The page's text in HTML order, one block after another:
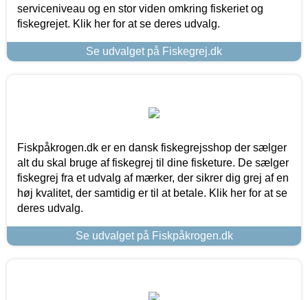
serviceniveau og en stor viden omkring fiskeriet og
fiskegrejet. Klik her for at se deres udvalg.
Se udvalget på Fiskegrej.dk
Fiskpåkrogen.dk er en dansk fiskegrejsshop der sælger
alt du skal bruge af fiskegrej til dine fisketure. De sælger
fiskegrej fra et udvalg af mærker, der sikrer dig grej af en
høj kvalitet, der samtidig er til at betale. Klik her for at se
deres udvalg.
Se udvalget på Fiskpåkrogen.dk